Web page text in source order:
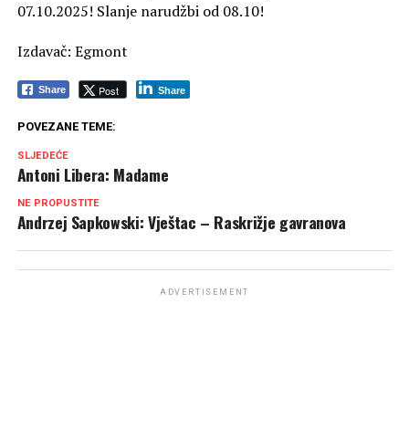
07.10.2025! Slanje narudžbi od 08.10!
Izdavač: Egmont
Share Post Share
POVEZANE TEME:
SLJEDEĆE
Antoni Libera: Madame
NE PROPUSTITE
Andrzej Sapkowski: Vještac – Raskrižje gavranova
ADVERTISEMENT